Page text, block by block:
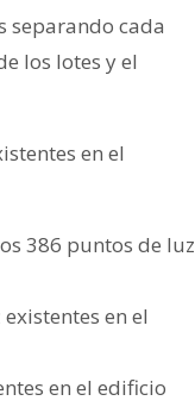
separando cada
los lotes y el
en el
386 puntos de luz
en el
en el edificio